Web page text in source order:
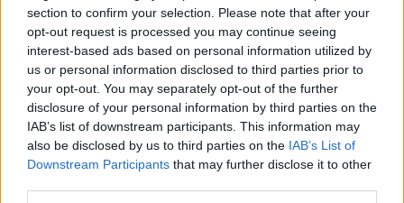
section to confirm your selection. Please note that after your
opt-out request is processed you may continue seeing
interest-based ads based on personal information utilized by
us or personal information disclosed to third parties prior to
your opt-out. You may separately opt-out of the further
disclosure of your personal information by third parties on the
IAB’s list of downstream participants. This information may
also be disclosed by us to third parties on the IAB’s List of
Downstream Participants that may further disclose it to other
En cas de persistance des maux de tête, des troubles visuels ou
des douleurs thoraciques malgré la perte de poids et les
ajustements de mode de vie, il est important de consulter
rapidement un médecin.